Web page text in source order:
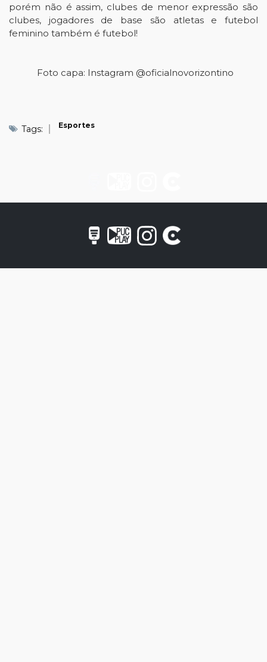
porém não é assim, clubes de menor expressão são
clubes, jogadores de base são atletas e futebol
feminino também é futebol!
Foto capa: Instagram @oficialnovorizontino
Tags: Esportes